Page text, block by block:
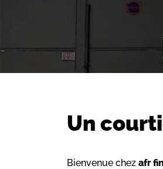
Un
Bienvenue chez afr